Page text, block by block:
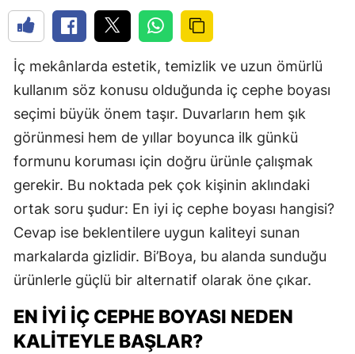
İç mekânlarda estetik, temizlik ve uzun ömürlü
kullanım söz konusu olduğunda iç cephe boyası
seçimi büyük önem taşır. Duvarların hem şık
görünmesi hem de yıllar boyunca ilk günkü
formunu koruması için doğru ürünle çalışmak
gerekir. Bu noktada pek çok kişinin aklındaki
ortak soru şudur: En iyi iç cephe boyası hangisi?
Cevap ise beklentilere uygun kaliteyi sunan
markalarda gizlidir. Bi’Boya, bu alanda sunduğu
ürünlerle güçlü bir alternatif olarak öne çıkar.
EN İYI İÇ CEPHE BOYASI NEDEN
KALITEYLE BAŞLAR?